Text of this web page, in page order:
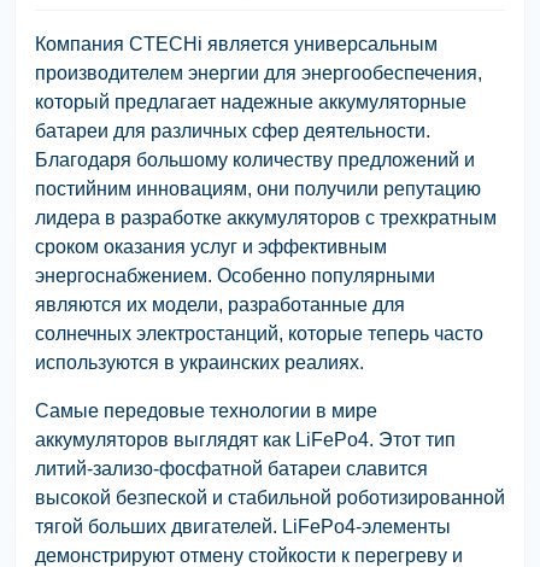
Компания CTECHi является универсальным
производителем энергии для энергообеспечения,
который предлагает надежные аккумуляторные
батареи для различных сфер деятельности.
Благодаря большому количеству предложений и
постийним инновациям, они получили репутацию
лидера в разработке аккумуляторов с трехкратным
сроком оказания услуг и эффективным
энергоснабжением. Особенно популярными
являются их модели, разработанные для
солнечных электростанций, которые теперь часто
используются в украинских реалиях.
Самые передовые технологии в мире
аккумуляторов выглядят как LiFePo4. Этот тип
литий-зализо-фосфатной батареи славится
высокой безпеской и стабильной роботизированной
тягой больших двигателей. LiFePo4-элементы
демонстрируют отмену стойкости к перегреву и